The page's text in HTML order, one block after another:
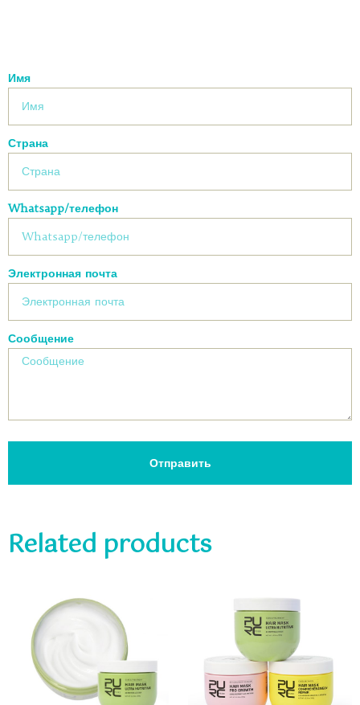
Имя
Страна
Whatsapp/телефон
Электронная почта
Сообщение
Отправить
Related products